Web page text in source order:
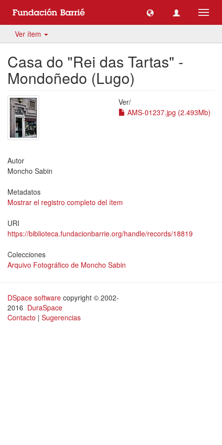
Ver ítem
Casa do "Rei das Tartas" -
Mondoñedo (Lugo)
Ver/
AMS-01237.jpg (2.493Mb)
Autor
Moncho Sabin
Metadatos
Mostrar el registro completo del ítem
URI
https://biblioteca.fundacionbarrie.org/handle/records/18819
Colecciones
Arquivo Fotográfico de Moncho Sabin
DSpace software copyright © 2002-
2016 DuraSpace
Contacto | Sugerencias